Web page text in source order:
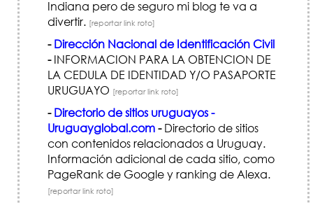
Indiana pero de seguro mi blog te va a
divertir. [reportar link roto]
- Dirección Nacional de Identificación Civil
-INFORMACION PARA LA OBTENCION DE
LA CEDULA DE IDENTIDAD Y/O PASAPORTE
URUGUAYO [reportar link roto]
- Directorio de sitios uruguayos -
Uruguayglobal.com-Directorio de sitios
con contenidos relacionados a Uruguay.
Información adicional de cada sitio, como
PageRank de Google y ranking de Alexa.
[reportar link roto]